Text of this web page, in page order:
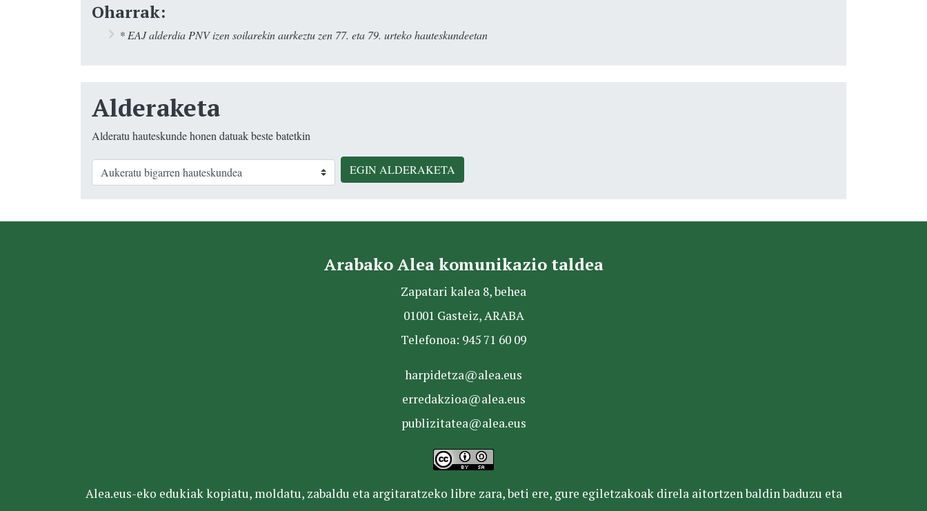
Oharrak:
* EAJ alderdia PNV izen soilarekin aurkeztu zen 77. eta 79. urteko hauteskundeetan
Alderaketa
Alderatu hauteskunde honen datuak beste batetkin
EGIN ALDERAKETA
Arabako Alea komunikazio taldea
Zapatari kalea 8, behea
01001 Gasteiz, ARABA
Telefonoa: 945 71 60 09
harpidetza@alea.eus
erredakzioa@alea.eus
publizitatea@alea.eus
Alea.eus-eko edukiak kopiatu, moldatu, zabaldu eta argitaratzeko libre zara, beti ere, gure egiletzakoak direla aitortzen baldin baduzu eta